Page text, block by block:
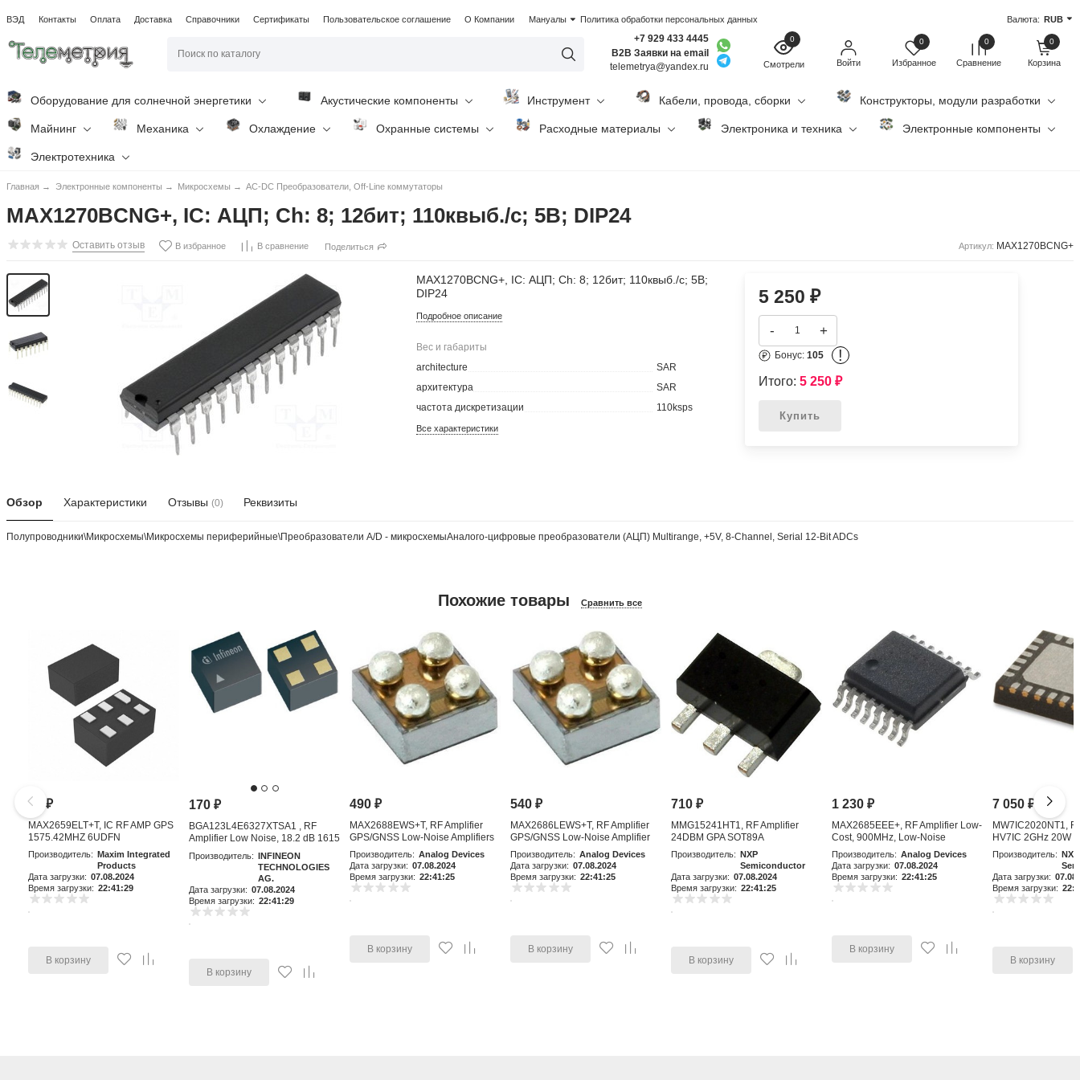
ВЭД Контакты Оплата Доставка Справочники Сертификаты Пользовательское соглашение О Компании Мануалы Политика обработки персональных данных Валюта: RUB
+7 929 433 4445
B2B Заявки на email
telemetrya@yandex.ru
0
Смотрели Войти
0
Избранное
0
Сравнение
0
Корзина
Оборудование для солнечной энергетики Акустические компоненты Инструмент Кабели, провода, сборки Конструкторы, модули разработки
Майнинг Механика Охлаждение Охранные системы Расходные материалы Электроника и техника Электронные компоненты
Электротехника
Главная → Электронные компоненты → Микросхемы → AC-DC Преобразователи, Off-Line коммутаторы
MAX1270BCNG+, IC: АЦП; Ch: 8; 12бит; 110квыб./с; 5В; DIP24
Оставить отзыв В избранное В сравнение Поделиться Артикул: MAX1270BCNG+
MAX1270BCNG+, IC: АЦП; Ch: 8; 12бит; 110квыб./с; 5В;
DIP24
Подробное описание
Вес и габариты
architecture
SAR
архитектура
SAR
частота дискретизации
110ksps
Все характеристики
5 250 ₽
- +
Бонус: 105 !
Итого: 5 250 ₽
Купить
Обзор Характеристики Отзывы (0) Реквизиты
Полупроводники\Микросхемы\Микросхемы периферийные\Преобразователи A/D - микросхемыАналого-цифровые преобразователи (АЦП) Multirange, +5V, 8-Channel, Serial 12-Bit ADCs
Похожие товары Сравнить все
81₽
MAX2659ELT+T, IC RF AMP GPS
1575.42MHZ 6UDFN
Производитель:
Maxim Integrated
Products
Дата загрузки: 07.08.2024
Время загрузки: 22:41:29
В корзину
170₽
BGA123L4E6327XTSA1 , RF
Amplifier Low Noise, 18.2 dB 1615
MHz, 4-Pin TSLP-4-11
Производитель: INFINEON
TECHNOLOGIES
AG.
Дата загрузки: 07.08.2024
Время загрузки: 22:41:29
В корзину
490₽
MAX2688EWS+T, RF Amplifier
GPS/GNSS Low-Noise Amplifiers
Производитель: Analog Devices
Дата загрузки: 07.08.2024
Время загрузки: 22:41:25
В корзину
540₽
MAX2686LEWS+T, RF Amplifier
GPS/GNSS Low-Noise Amplifier
with Integr
Производитель: Analog Devices
Дата загрузки: 07.08.2024
Время загрузки: 22:41:25
В корзину
710₽
MMG15241HT1, RF Amplifier
24DBM GPA SOT89A
Производитель:
NXP
Semiconductor
Дата загрузки: 07.08.2024
Время загрузки: 22:41:25
В корзину
1 230₽
MAX2685EEE+, RF Amplifier Low-
Cost, 900MHz, Low-Noise
Amplifier an
Производитель: Analog Devices
Дата загрузки: 07.08.2024
Время загрузки: 22:41:25
В корзину
7 050₽
MW7IC2020NT1,
HV7IC 2GHz 20W
Производитель:
NXP
Дата загрузки:
Время загрузки:
В корзину